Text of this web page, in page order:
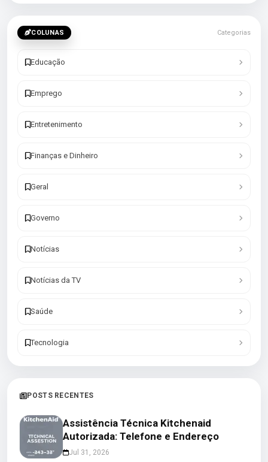
COLUNAS Categorias
Educação
Emprego
Entretenimento
Finanças e Dinheiro
Geral
Governo
Notícias
Notícias da TV
Saúde
Tecnologia
POSTS RECENTES
Assistência Técnica Kitchenaid
Autorizada: Telefone e Endereço
Jul 31, 2026